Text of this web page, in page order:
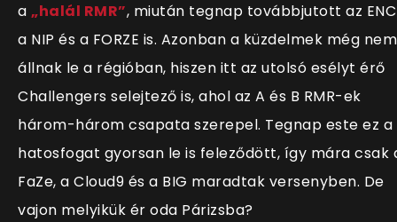
a „halál RMR”, miután tegnap továbbjutott az
a NIP és a FORZE is. Azonban a küzdelmek még nem
állnak le a régióban, hiszen itt az utolsó esélyt érő
Challengers selejtező is, ahol az A és B RMR-ek
három-három csapata szerepel. Tegnap este ez a
hatosfogat gyorsan le is feleződött, így mára csak
FaZe, a Cloud9 és a BIG maradtak versenyben. De
vajon melyikük ér oda Párizsba?